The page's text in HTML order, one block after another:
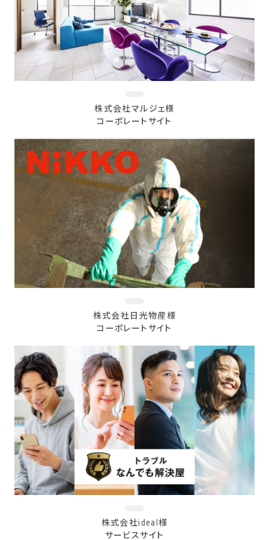
株式会社マルジェ様
コーポレートサイト
株式会社日光物産様
コーポレートサイト
株式会社ideal様
サービスサイト